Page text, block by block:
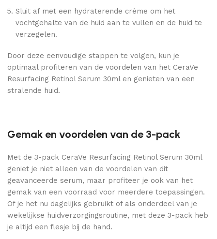
Sluit af met een hydraterende crème om het
vochtgehalte van de huid aan te vullen en de huid te
verzegelen.
Door deze eenvoudige stappen te volgen, kun je
optimaal profiteren van de voordelen van het CeraVe
Resurfacing Retinol Serum 30ml en genieten van een
stralende huid.
Gemak en voordelen van de 3-pack
Met de 3-pack CeraVe Resurfacing Retinol Serum 30ml
geniet je niet alleen van de voordelen van dit
geavanceerde serum, maar profiteer je ook van het
gemak van een voorraad voor meerdere toepassingen.
Of je het nu dagelijks gebruikt of als onderdeel van je
wekelijkse huidverzorgingsroutine, met deze 3-pack heb
je altijd een flesje bij de hand.